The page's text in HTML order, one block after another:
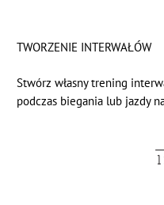
TWORZENIE INTERWAŁÓW
Stwórz własny trening
podczas biegania lub jazdy